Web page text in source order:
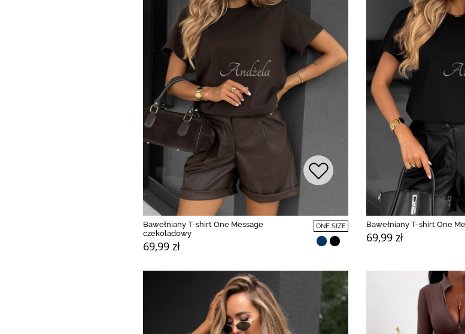
Bawełniany T-shirt One Message
czekoladowy
69,99 zł
ONE SIZE Bawełniany T-shirt One
69,99 zł